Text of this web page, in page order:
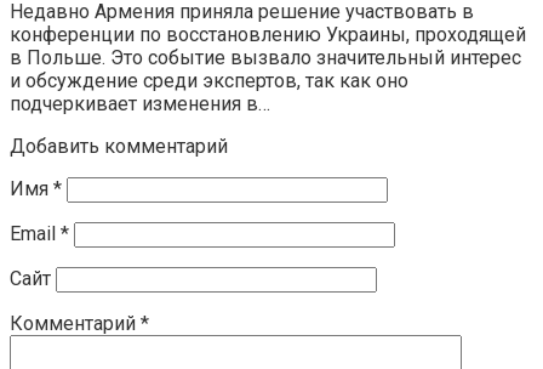
Недавно Армения приняла решение участвовать в
конференции по восстановлению Украины, проходящей
в Польше. Это событие вызвало значительный интерес
и обсуждение среди экспертов, так как оно
подчеркивает изменения в…
Добавить комментарий
Имя *
Email *
Сайт
Комментарий *